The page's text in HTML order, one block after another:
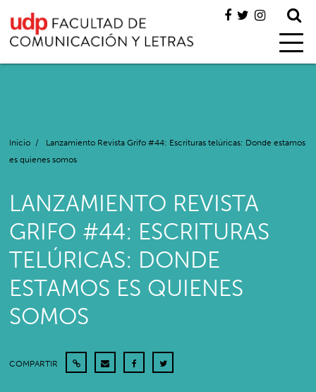
Inicio /
Lanzamiento Revista Grifo #44: Escrituras telúricas: Donde estamos
es quienes somos
LANZAMIENTO REVISTA
GRIFO #44: ESCRITURAS
TELÚRICAS: DONDE
ESTAMOS ES QUIENES
SOMOS
COMPARTIR